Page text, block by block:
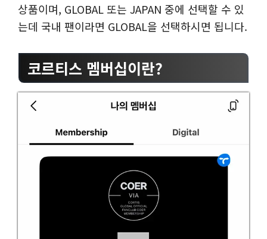
상품이며, GLOBAL 또는 JAPAN 중에 선택할 수 있
는데 국내 팬이라면 GLOBAL을 선택하시면 됩니다.
코르티스 멤버십이란?